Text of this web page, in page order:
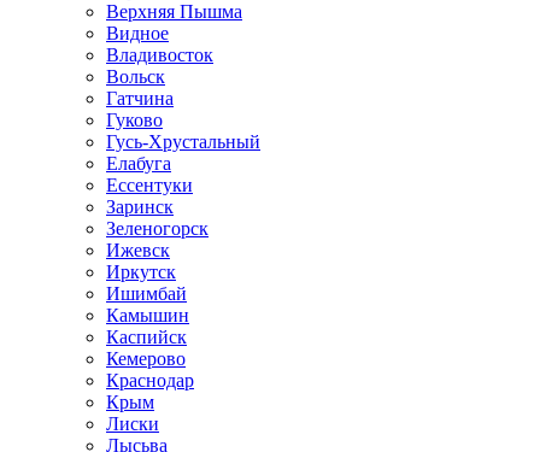
Верхняя Пышма
Видное
Владивосток
Вольск
Гатчина
Гуково
Гусь-Хрустальный
Елабуга
Ессентуки
Заринск
Зеленогорск
Ижевск
Иркутск
Ишимбай
Камышин
Каспийск
Кемерово
Краснодар
Крым
Лиски
Лысьва